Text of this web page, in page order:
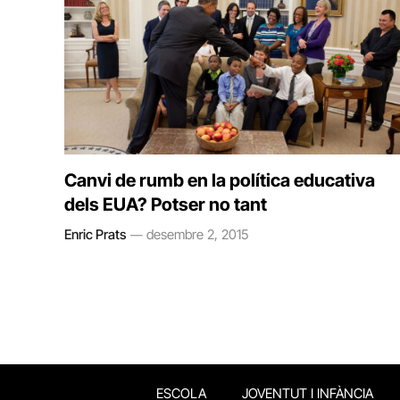
Canvi de rumb en la política educativa
dels EUA? Potser no tant
Enric Prats desembre 2, 2015
ESCOLA JOVENTUT I INFÀNCIA